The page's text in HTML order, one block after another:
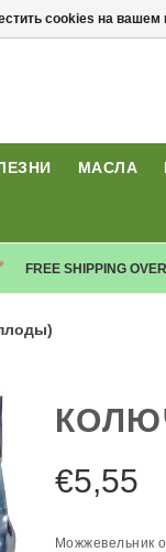
МАСЛА
FREE SHIPPING
€5,55
Можжевельник
cookies на вашем